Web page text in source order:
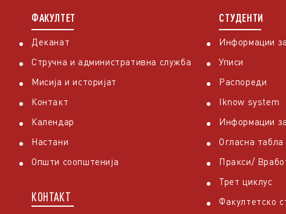
ФАКУЛТЕТ
Деканат
Стручна и административна служба
Мисија и историјат
Контакт
Календар
Настани
Општи соопштенија
КОНТАКТ
СТУДЕНТИ
Информации
Уписи
Распореди
Iknow system
Информации
Огласна табла
Пракси/
Трет циклус
Факултетско